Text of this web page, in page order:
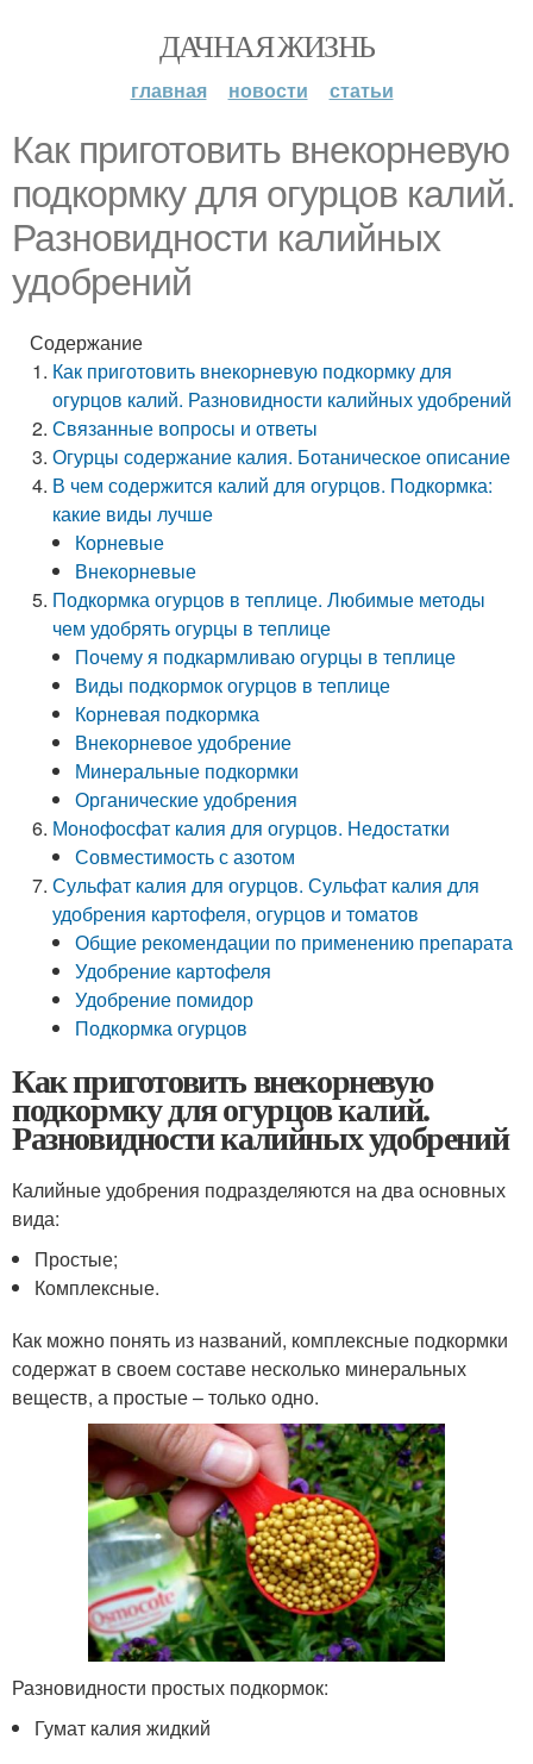
ДАЧНАЯ ЖИЗНЬ
главная новости статьи
Как приготовить внекорневую
подкормку для огурцов калий.
Разновидности калийных
удобрений
Содержание
Как приготовить внекорневую подкормку для
огурцов калий. Разновидности калийных удобрений
Связанные вопросы и ответы
Огурцы содержание калия. Ботаническое описание
В чем содержится калий для огурцов. Подкормка:
какие виды лучше
Корневые
Внекорневые
Подкормка огурцов в теплице. Любимые методы
чем удобрять огурцы в теплице
Почему я подкармливаю огурцы в теплице
Виды подкормок огурцов в теплице
Корневая подкормка
Внекорневое удобрение
Минеральные подкормки
Органические удобрения
Монофосфат калия для огурцов. Недостатки
Совместимость с азотом
Сульфат калия для огурцов. Сульфат калия для
удобрения картофеля, огурцов и томатов
Общие рекомендации по применению препарата
Удобрение картофеля
Удобрение помидор
Подкормка огурцов
Как приготовить внекорневую
подкормку для огурцов калий.
Разновидности калийных удобрений
Калийные удобрения подразделяются на два основных
вида:
Простые;
Комплексные.
Как можно понять из названий, комплексные подкормки
содержат в своем составе несколько минеральных
веществ, а простые – только одно.
Разновидности простых подкормок:
Гумат калия жидкий